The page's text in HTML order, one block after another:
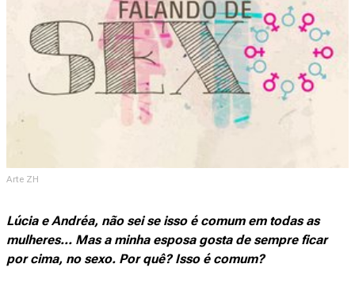
Arte ZH
Lúcia e Andréa, não sei se isso é comum em todas as
mulheres... Mas a minha esposa gosta de sempre ficar
por cima, no sexo. Por quê? Isso é comum?